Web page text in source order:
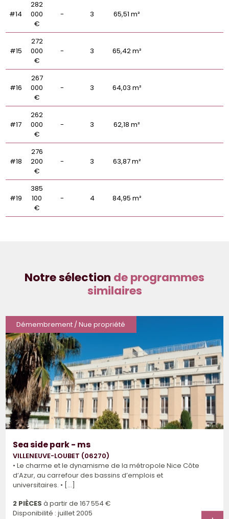
#14
282
000
€
- 3 65,51 m²
#15
272
000
€
- 3 65,42 m²
#16
267
000
€
- 3 64,03 m²
#17
262
000
€
- 3 62,18 m²
#18
276
200
€
- 3 63,87 m²
#19
385
100
€
- 4 84,95 m²
Notre sélection de programmes
similaires
Démembrement / Nue propriété
Sea side park - ms
VILLENEUVE-LOUBET (06270)
• Le charme et le dynamisme de la métropole Nice Côte
d’Azur, au carrefour des bassins d’emplois et
universitaires. • [...]
2 PIÈCES à partir de 167 554 €
Disponibilité : juillet 2005